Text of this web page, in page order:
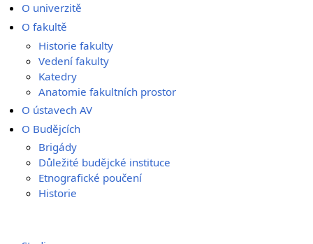
O univerzitě
O fakultě
Historie fakulty
Vedení fakulty
Katedry
Anatomie fakultních prostor
O ústavech AV
O Budějcích
Brigády
Důležité budějcké instituce
Etnografické poučení
Historie